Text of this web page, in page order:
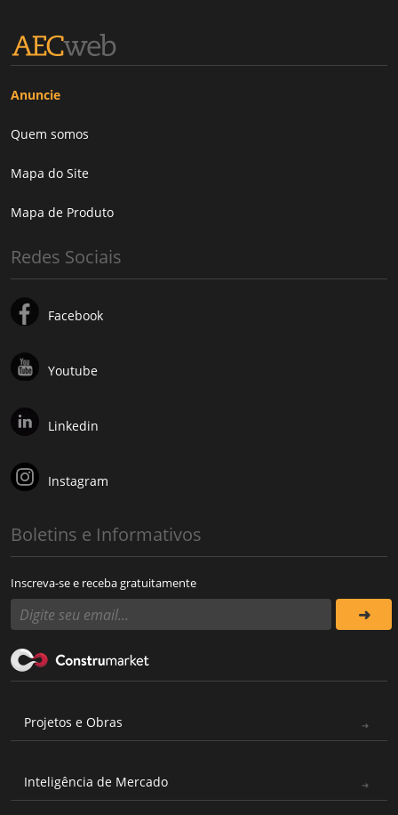
Anuncie
Quem somos
Mapa do Site
Mapa de Produto
Redes Sociais
Facebook
Youtube
Linkedin
Instagram
Boletins e Informativos
Inscreva-se e receba gratuitamente
Projetos e Obras
Inteligência de Mercado